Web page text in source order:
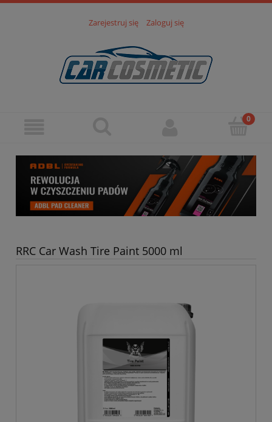
Zarejestruj się Zaloguj się
RRC Car Wash Tire Paint 5000 ml